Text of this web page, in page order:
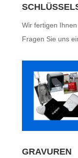
Wir fertigen
Fragen Sie uns
GRAVUREN